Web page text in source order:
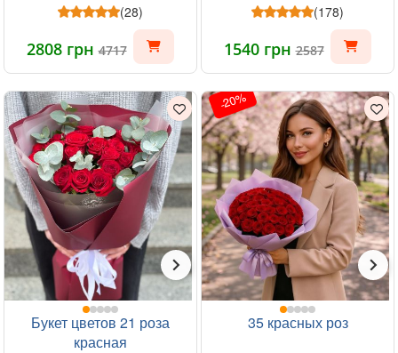
(28)
2808 грн4717
(178)
1540 грн2587
Букет цветов 21 роза
красная
-20%
35 красных роз